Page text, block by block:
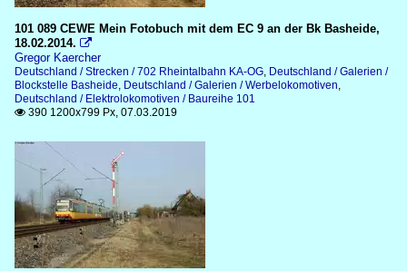
101 089 CEWE Mein Fotobuch mit dem EC 9 an der Bk Basheide,
18.02.2014. 
Gregor Kaercher
Deutschland / Strecken / 702 Rheintalbahn KA-OG, Deutschland / Galerien /
Blockstelle Basheide, Deutschland / Galerien / Werbelokomotiven,
Deutschland / Elektrolokomotiven / Baureihe 101
 390 1200x799 Px, 07.03.2019